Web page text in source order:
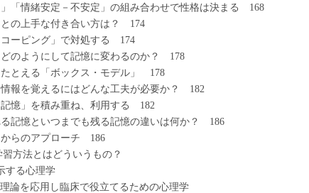
緒安定－不安定」の組み合わせで性格は決まる 168
上手な付き合い方は？ 174
ピング」で対処する 174
ようにして記憶に変わるのか？ 178
える「ボックス・モデル」 178
を覚えるにはどんな工夫が必要か？ 182
」を積み重ね、利用する 182
憶といつまでも残る記憶の違いは何か？ 186
のアプローチ 186
方法とはどういうもの？
する心理学
を応用し臨床で役立てるための心理学